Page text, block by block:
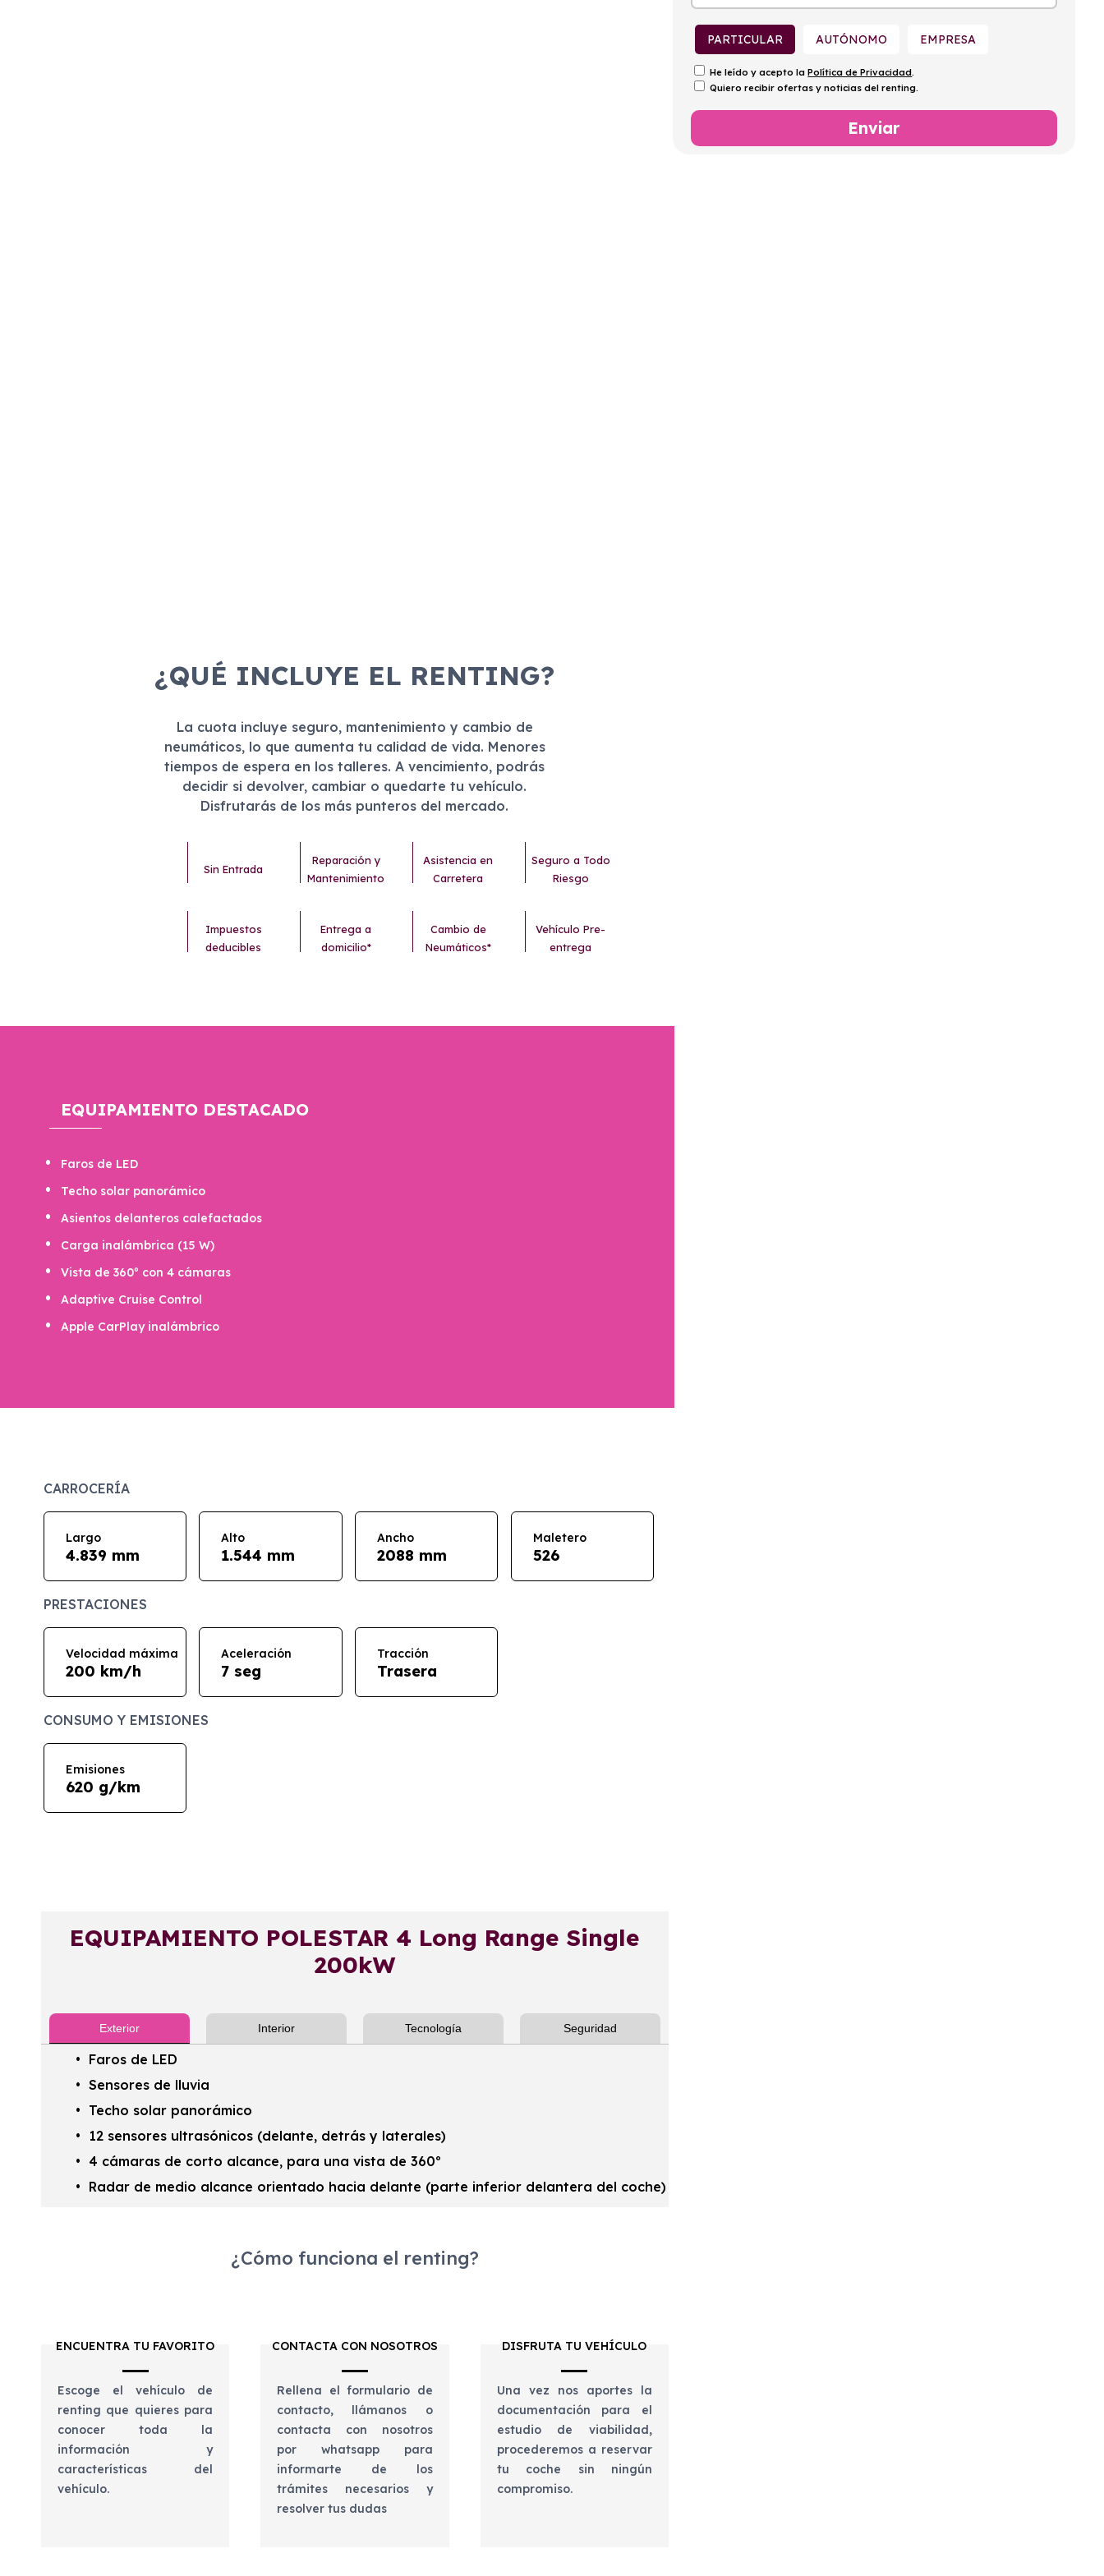
18,4kWh/100km
¿QUÉ INCLUYE EL RENTING?
La cuota incluye seguro, mantenimiento y cambio de
neumáticos, lo que aumenta tu calidad de vida. Menores
tiempos de espera en los talleres. A vencimiento, podrás
decidir si devolver, cambiar o quedarte tu vehículo.
Disfrutarás de los más punteros del mercado.
Sin Entrada
Reparación y
Mantenimiento
Asistencia en
Carretera
Seguro a Todo
Riesgo
Impuestos
deducibles
Entrega a
domicilio*
Cambio de
Neumáticos*
Vehículo Pre-
entrega
EQUIPAMIENTO DESTACADO
Faros de LED
Techo solar panorámico
Asientos delanteros calefactados
Carga inalámbrica (15 W)
Vista de 360º con 4 cámaras
Adaptive Cruise Control
Apple CarPlay inalámbrico
CARROCERÍA
Largo
4.839 mm
Alto
1.544 mm
Ancho
2088 mm
Maletero
526
PRESTACIONES
Velocidad máxima
200 km/h
Aceleración
7 seg
Tracción
Trasera
CONSUMO Y EMISIONES
Emisiones
620 g/km
EQUIPAMIENTO POLESTAR 4 Long Range Single
200kW
Exterior Interior Tecnología Seguridad
Faros de LED
Sensores de lluvia
Techo solar panorámico
12 sensores ultrasónicos (delante, detrás y laterales)
4 cámaras de corto alcance, para una vista de 360º
Radar de medio alcance orientado hacia delante (parte inferior delantera del coche)
¿Cómo funciona el renting?
ENCUENTRA TU FAVORITO
Escoge el vehículo de
renting que quieres para
conocer toda la
información y
características del
vehículo.
CONTACTA CON NOSOTROS
Rellena el formulario de
contacto, llámanos o
contacta con nosotros
por whatsapp para
informarte de los
trámites necesarios y
resolver tus dudas
DISFRUTA TU VEHÍCULO
Una vez nos aportes la
documentación para el
estudio de viabilidad,
procederemos a reservar
tu coche sin ningún
compromiso.
PARTICULAR AUTÓNOMO EMPRESA
He leído y acepto laPolítica de Privacidad.
Quiero recibir ofertas y noticias del renting.